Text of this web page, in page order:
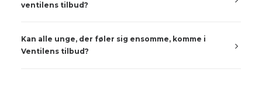
ventilens tilbud?
Kan alle unge, der føler sig ensomme, komme i
Ventilens tilbud?